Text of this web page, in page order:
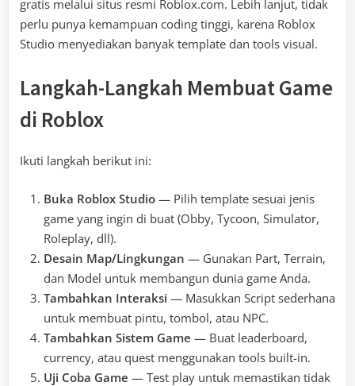
gratis melalui situs resmi Roblox.com. Lebih lanjut, tidak
perlu punya kemampuan coding tinggi, karena Roblox
Studio menyediakan banyak template dan tools visual.
Langkah-Langkah Membuat Game
di Roblox
Ikuti langkah berikut ini:
Buka Roblox Studio — Pilih template sesuai jenis
game yang ingin di buat (Obby, Tycoon, Simulator,
Roleplay, dll).
Desain Map/Lingkungan — Gunakan Part, Terrain,
dan Model untuk membangun dunia game Anda.
Tambahkan Interaksi — Masukkan Script sederhana
untuk membuat pintu, tombol, atau NPC.
Tambahkan Sistem Game — Buat leaderboard,
currency, atau quest menggunakan tools built-in.
Uji Coba Game — Test play untuk memastikan tidak